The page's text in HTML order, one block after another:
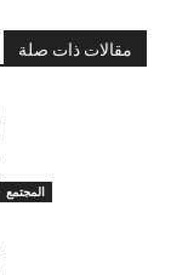
مقالات ذات صلة
المجتمع